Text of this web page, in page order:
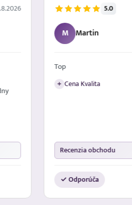
5.0
M Martin
Top
+ Cena Kvalita
Recenzia obchodu
✓ Odporúča